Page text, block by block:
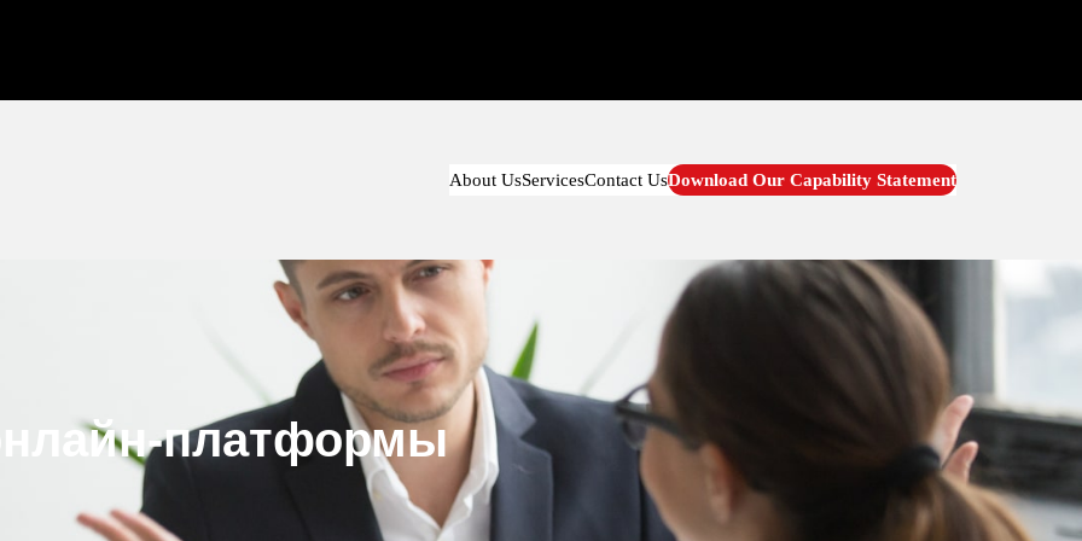
About UsServicesContact UsDownload Our Capability Statement
платформы